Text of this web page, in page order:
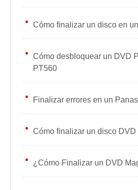
Cómo finalizar un disco en
Cómo desbloquear un DVD
PT560
Finalizar errores en un
Cómo finalizar un disco DVD
¿Cómo Finalizar un DVD